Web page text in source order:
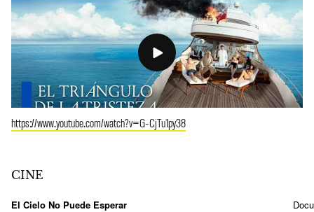
https://www.youtube.com/watch?v=G-CjTu1py38
CINE
El Cielo No Puede Esperar